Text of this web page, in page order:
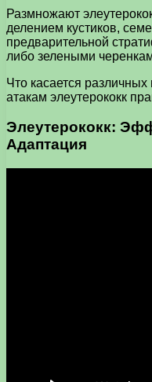
Размножают
делением кустиков,
предварительной
либо зелеными
Что касается
атакам элеутерококк
Элеутерококк:
Адаптация